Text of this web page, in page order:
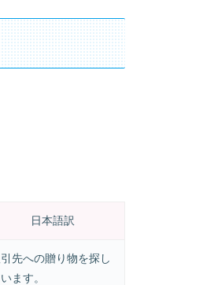
日本語訳
先への贈り物を探し
ます。